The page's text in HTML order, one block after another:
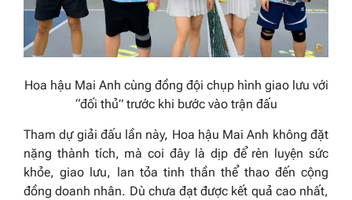
Hoa hậu Mai Anh cùng đồng đội chụp hình giao lưu với
“đối thủ” trước khi bước vào trận đấu
Tham dự giải đấu lần này, Hoa hậu Mai Anh không đặt
nặng thành tích, mà coi đây là dịp để rèn luyện sức
khỏe, giao lưu, lan tỏa tinh thần thể thao đến cộng
đồng doanh nhân. Dù chưa đạt được kết quả cao nhất,